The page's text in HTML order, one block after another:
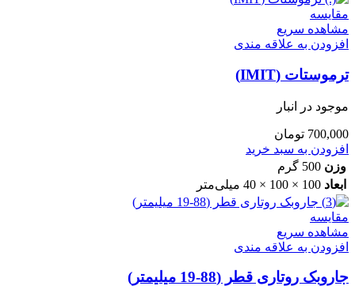
مقایسه
مشاهده سریع
افزودن به علاقه مندی
ترموستات (IMIT)
موجود در انبار
700,000 تومان
افزودن به سبد خرید
وزن 500 گرم
ابعاد 100 × 100 × 40 میلی‌متر
مقایسه
مشاهده سریع
افزودن به علاقه مندی
جاروبک روتاری قطر (88-19 میلیمتر)